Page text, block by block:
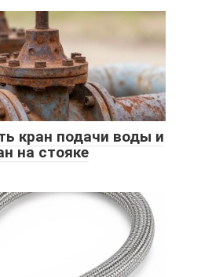
кран подачи воды и
на стояке